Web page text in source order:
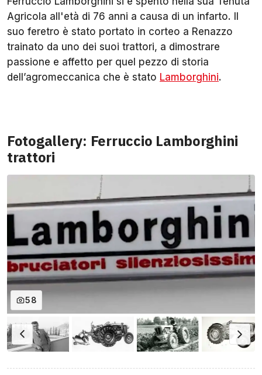
Agricola all'età di 76 anni a causa di un infarto. Il
suo feretro è stato portato in corteo a Renazzo
trainato da uno dei suoi trattori, a dimostrare
passione e affetto per quel pezzo di storia
dell’agromeccanica che è stato Lamborghini.
Fotogallery: Ferruccio Lamborghini
trattori
58